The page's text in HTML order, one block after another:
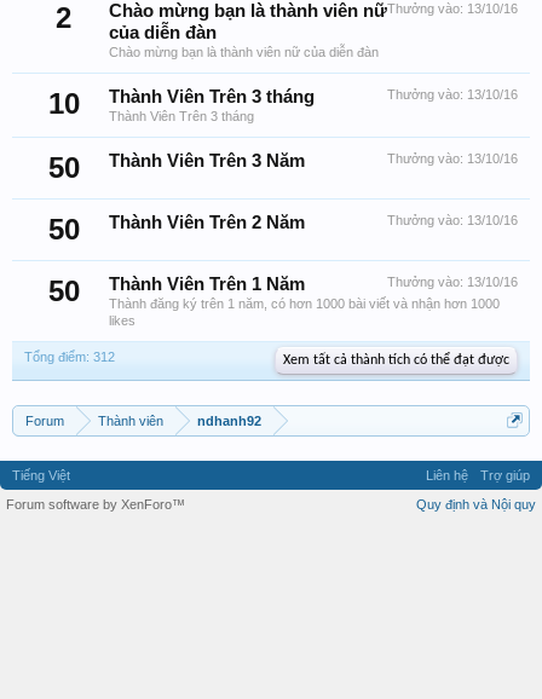
2 Thưởng vào: 13/10/16
Chào mừng bạn là thành viên nữ
của diễn đàn
Chào mừng bạn là thành viên nữ của diễn đàn
10 Thưởng vào: 13/10/16
Thành Viên Trên 3 tháng
Thành Viên Trên 3 tháng
50 Thưởng vào: 13/10/16
Thành Viên Trên 3 Năm
50 Thưởng vào: 13/10/16
Thành Viên Trên 2 Năm
50 Thưởng vào: 13/10/16
Thành Viên Trên 1 Năm
Thành đăng ký trên 1 năm, có hơn 1000 bài viết và nhận hơn 1000
likes
Tổng điểm: 312 Xem tất cả thành tích có thể đạt được
Forum Thành viên ndhanh92
Tiếng Việt Liên hệ
Trợ giúp
Quy định và Nội quy
Forum software by XenForo™